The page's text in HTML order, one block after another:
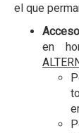
el que
en